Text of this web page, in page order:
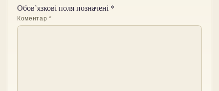
Обов’язкові поля позначені *
Коментар*